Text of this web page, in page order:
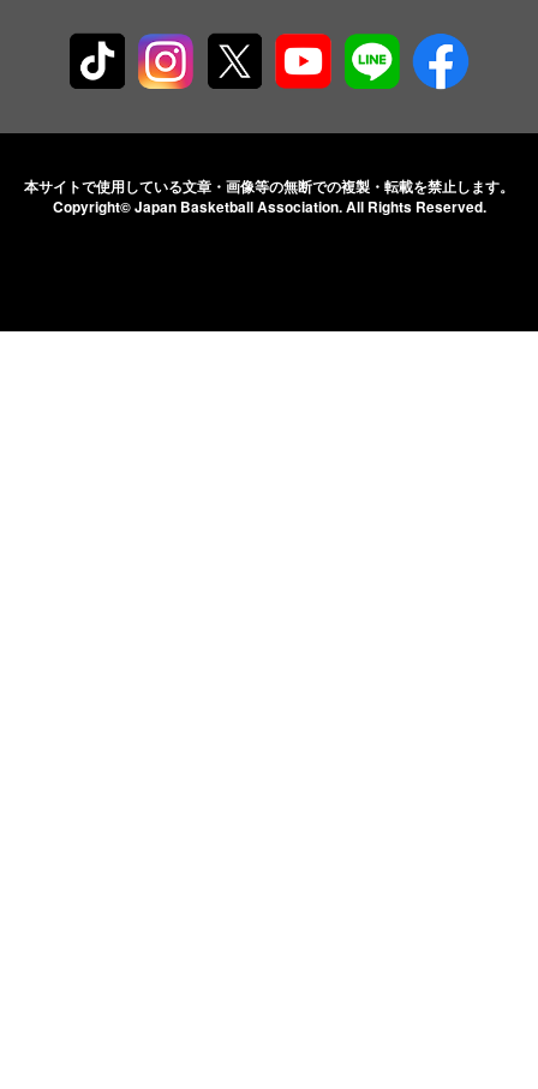
本サイトで使用している文章・画像等の無断での複製・転載を禁止します。
Copyright© Japan Basketball Association.All Rights Reserved.